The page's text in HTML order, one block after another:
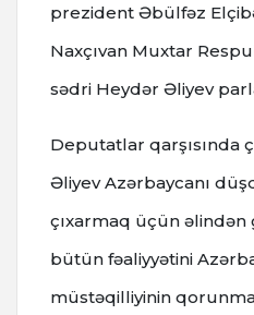
prezident Əbülfəz
Naxçıvan Muxtar
sədri Heydər Əliyev
Deputatlar qarşısında
Əliyev Azərbaycanı
çıxarmaq üçün əlindən
bütün fəaliyyətini
müstəqilliyinin